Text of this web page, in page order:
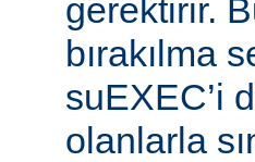
gerektirir.
bırakılma
suEXEC’i
olanlarla